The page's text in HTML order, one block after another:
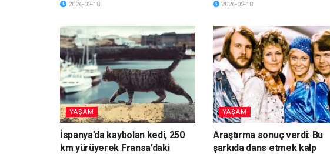
2026-02-18 2026-02-18
YAŞAM
İspanya’da kaybolan kedi, 250
km yürüyerek Fransa’daki
YAŞAM
Araştırma sonuç verdi: Bu
şarkıda dans etmek kalp